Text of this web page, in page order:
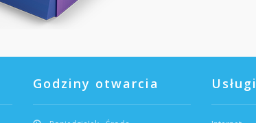
Godziny otwarcia Usługi